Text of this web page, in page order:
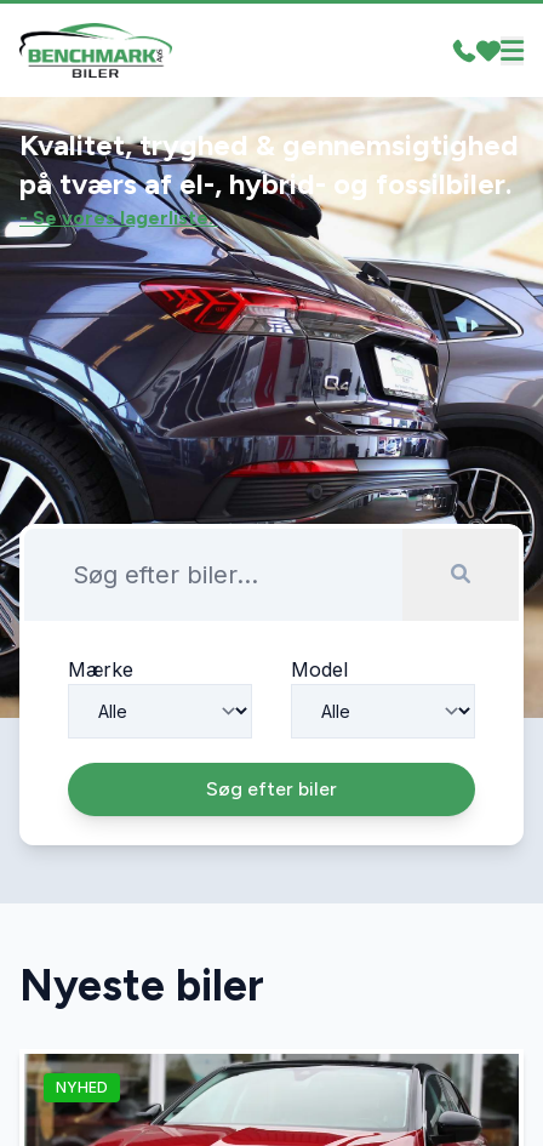
Kvalitet, tryghed & gennemsigtighed
på tværs af el-, hybrid- og fossilbiler.
- Se vores lagerliste.
Mærke Model
Søg efter biler
Nyeste biler
NYHED